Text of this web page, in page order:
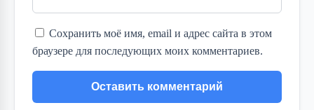
Сохранить моё имя, email и адрес сайта в этом
браузере для последующих моих комментариев.